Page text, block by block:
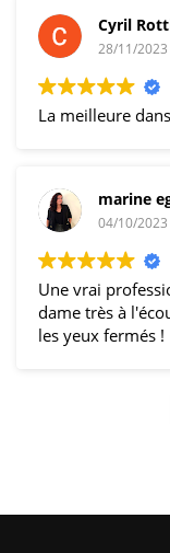
Cyril
28/11/2023
La meilleure
marine
04/10/2023
Une vrai
dame très à
les yeux fermés !